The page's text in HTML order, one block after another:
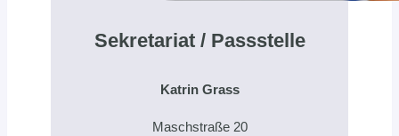
Sekretariat / Passstelle
Katrin Grass
Maschstraße 20